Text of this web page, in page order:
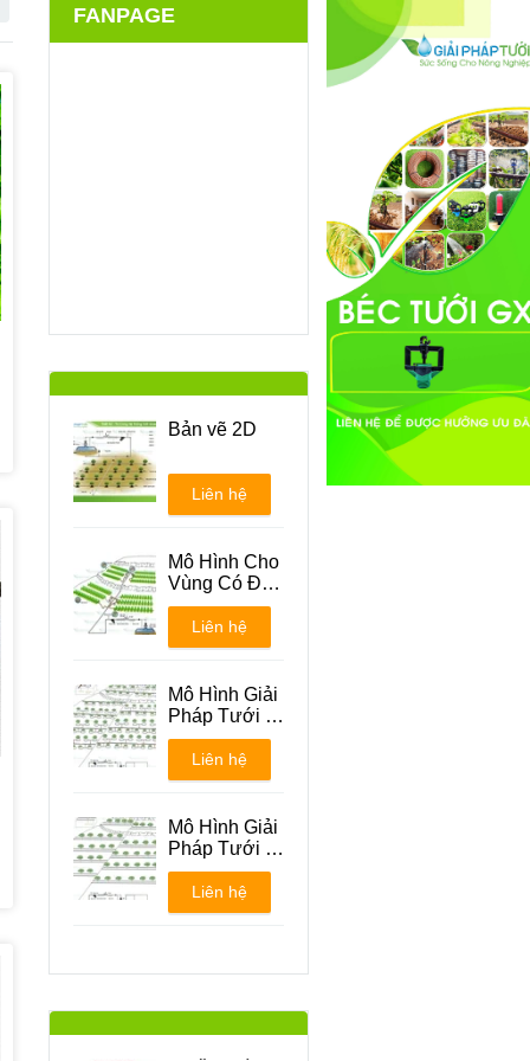
FANPAGE
Bản vẽ 2D
Liên hệ
Mô Hình Cho
Vùng Có Địa
Hình Đồi Núi
Liên hệ
Mô Hình Giải
Pháp Tưới -
Phương án 1
Liên hệ
Mô Hình Giải
Pháp Tưới -
Phương án 2
Liên hệ